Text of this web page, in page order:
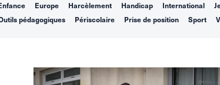
Europe Harcèlement Handicap International
pédagogiques
Périscolaire Prise de position Sport